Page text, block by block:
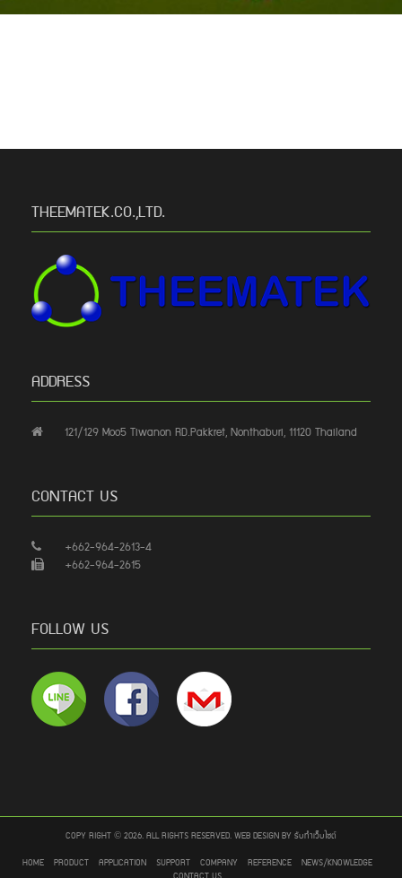
THEEMATEK.CO.,LTD.
ADDRESS
121/129 Moo5 Tiwanon RD.Pakkret, Nonthaburi, 11120 Thailand
CONTACT US
+662-964-2613-4
+662-964-2615
FOLLOW US
COPY RIGHT © 2026. ALL RIGHTS RESERVED. WEB DESIGN BY รับทำเว็บไซต์
HOME
PRODUCT APPLICATION SUPPORT COMPANY REFERENCE
NEWS/KNOWLEDGE